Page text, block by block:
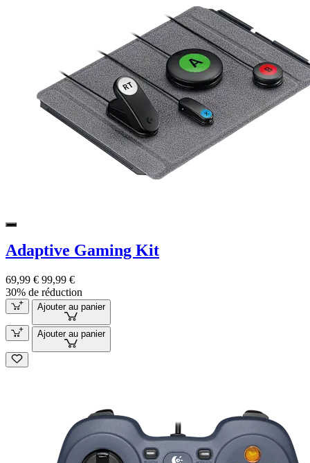
Adaptive Gaming Kit
69,99 € 99,99 €
30% de réduction
Ajouter au panier
Ajouter au panier